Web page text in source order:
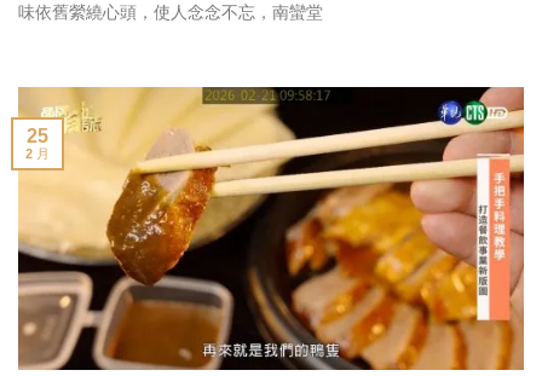
味依舊縈繞心頭，使人念念不忘，南蠻堂
25
2 月